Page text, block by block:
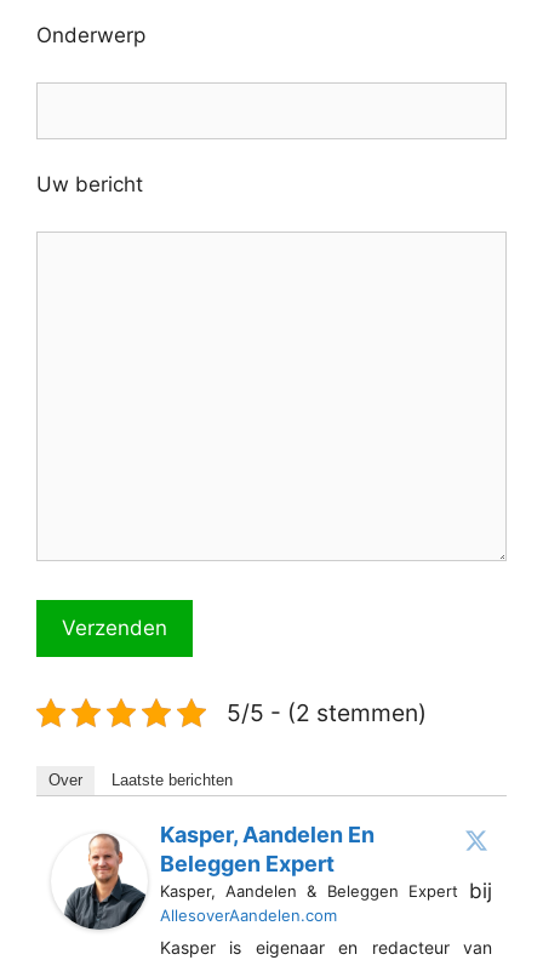
Onderwerp
Uw bericht
5/5 - (2 stemmen)
Over Laatste berichten
Kasper, Aandelen En
Beleggen Expert
Kasper, Aandelen & Beleggen Expert bij
AllesoverAandelen.com
Kasper is eigenaar en redacteur van